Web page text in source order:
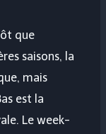
que
saisons, la
mais
est la
Le week-